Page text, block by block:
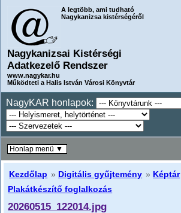
A legtöbb, ami tudható
Nagykanizsa kistérségéről
Nagykanizsai Kistérségi
Adatkezelő Rendszer
www.nagykar.hu
Működteti a Halis István Városi Könyvtár
NagyKAR honlapok:
Kezdőlap » Digitális gyűjtemény » Képtár
Plakátkészítő foglalkozás
20260515_122014.jpg
Honlap menü ▼